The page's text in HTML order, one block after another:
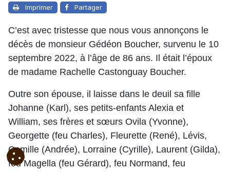
Imprimer Partager
C’est avec tristesse que nous vous annonçons le
décès de monsieur Gédéon Boucher, survenu le 10
septembre 2022, à l’âge de 86 ans. Il était l’époux
de madame Rachelle Castonguay Boucher.
Outre son épouse, il laisse dans le deuil sa fille
Johanne (Karl), ses petits-enfants Alexia et
William, ses frères et sœurs Ovila (Yvonne),
Georgette (feu Charles), Fleurette (René), Lévis,
Camille (Andrée), Lorraine (Cyrille), Laurent (Gilda),
feu Magella (feu Gérard), feu Normand, feu